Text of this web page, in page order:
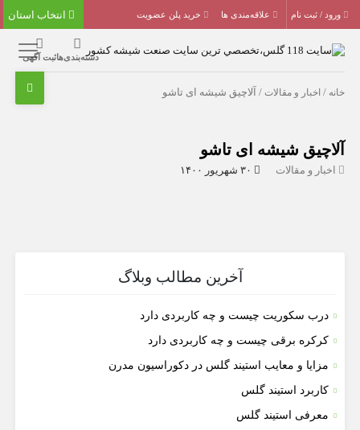
ورود / ثبت نام علاقه‌مندی ها خرید پلن عضویت
دسته‌بندی‌هاثبت آگهی
خانه/اخبار و مقالات/ آلاچیق شیشه ای تاشو
آلاچیق شیشه ای تاشو
اخبار و مقالات
آخرین مطالب وبلاگ
درب سکوریت چیست و چه کاربردی دارد
کرکره برقی چیست و چه کاربردی دارد
مزایا و معایب استیند گلس در دکوراسیون مدرن
کاربرد استیند گلس
معرفی استیند گلس